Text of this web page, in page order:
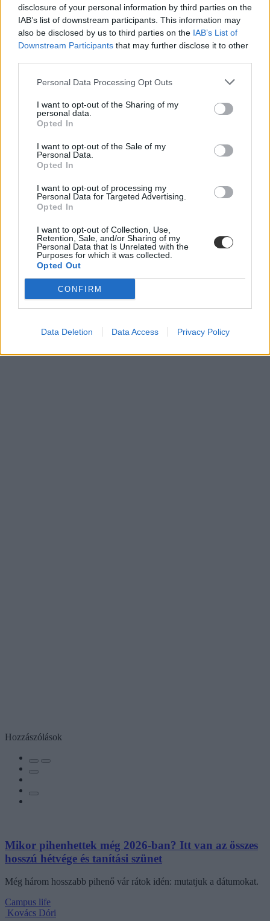
disclosure of your personal information by third parties on the
IAB’s list of downstream participants. This information may
also be disclosed by us to third parties on the IAB’s List of
Downstream Participants that may further disclose it to other
Personal Data Processing Opt Outs
I want to opt-out of the Sharing of my
personal data.
Opted In
I want to opt-out of the Sale of my
Personal Data.
Opted In
I want to opt-out of processing my
Personal Data for Targeted Advertising.
Opted In
I want to opt-out of Collection, Use,
Retention, Sale, and/or Sharing of my
Personal Data that Is Unrelated with the
Purposes for which it was collected.
Opted Out
CONFIRM
Data Deletion Data Access Privacy Policy
oktatási miniszter
Tisza Párt
Hozzászólások
Mikor pihenhettek még 2026-ban? Itt van az összes
hosszú hétvége és tanítási szünet
Még három hosszabb pihenő vár rátok idén: mutatjuk a dátumokat.
Campus life
Kovács Dóri